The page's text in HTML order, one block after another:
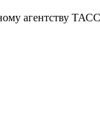
агентству